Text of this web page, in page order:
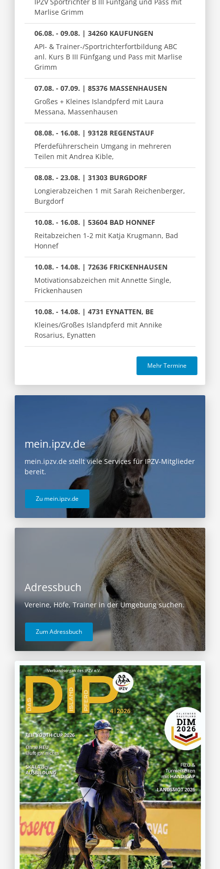
Marlise Grimm
06.08. - 09.08. | 34260 KAUFUNGEN
API- & Trainer-/Sportrichterfortbildung ABC
anl. Kurs B III Fünfgang und Pass mit Marlise
Grimm
07.08. - 07.09. | 85376 MASSENHAUSEN
Großes + Kleines Islandpferd mit Laura
Messana, Massenhausen
08.08. - 16.08. | 93128 REGENSTAUF
Pferdeführerschein Umgang in mehreren
Teilen mit Andrea Kible,
08.08. - 23.08. | 31303 BURGDORF
Longierabzeichen 1 mit Sarah Reichenberger,
Burgdorf
10.08. - 16.08. | 53604 BAD HONNEF
Reitabzeichen 1-2 mit Katja Krugmann, Bad
Honnef
10.08. - 14.08. | 72636 FRICKENHAUSEN
Motivationsabzeichen mit Annette Single,
Frickenhausen
10.08. - 14.08. | 4731 EYNATTEN, BE
Kleines/Großes Islandpferd mit Annike
Rosarius, Eynatten
Mehr Termine
mein.ipzv.de
mein.ipzv.de stellt viele Services für IPZV-Mitglieder
bereit.
Zu mein.ipzv.de
Adressbuch
Vereine, Höfe, Trainer in der Umgebung suchen.
Zum Adressbuch